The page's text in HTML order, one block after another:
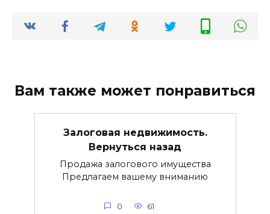
Вам также может понравиться
Залоговая недвижимость.
Вернуться назад
Продажа залогового имущества
Предлагаем вашему вниманию
0 61